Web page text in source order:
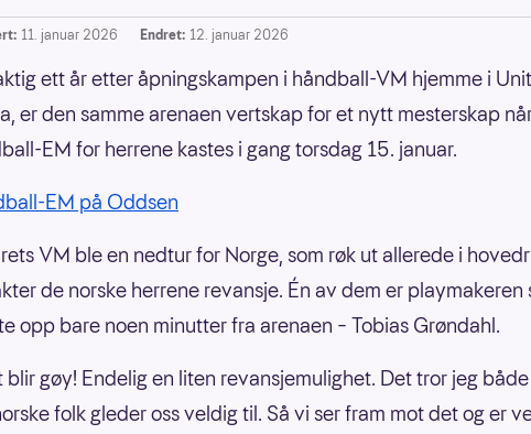
11. januar 2026 Endret: 12. januar 2026
ett år etter åpningskampen i håndball-VM hjemme i
er den samme arenaen vertskap for et nytt mesterskap
EM for herrene kastes i gang torsdag 15. januar.
EM på Oddsen
VM ble en nedtur for Norge, som røk ut allerede i
de norske herrene revansje. Én av dem er playmakeren
opp bare noen minutter fra arenaen – Tobias Grøndahl.
blir gøy! Endelig en liten revansjemulighet. Det tror jeg
folk gleder oss veldig til. Så vi ser fram mot det og er